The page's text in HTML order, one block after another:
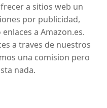
a sitios web un
por publicidad,
a Amazon.es.
a traves de nuestros
una comision pero
nada.